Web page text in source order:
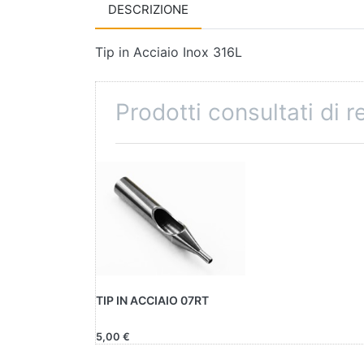
DESCRIZIONE
Tip in Acciaio Inox 316L
Prodotti consultati di
TIP IN ACCIAIO 07RT
5,00 €